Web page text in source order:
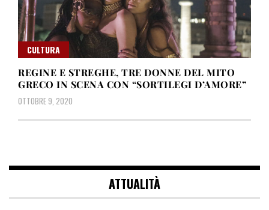
CULTURA
REGINE E STREGHE, TRE DONNE DEL MITO
GRECO IN SCENA CON “SORTILEGI D’AMORE”
OTTOBRE 9, 2020
ATTUALITÀ